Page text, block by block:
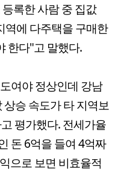
록한 사람 중 집값
역에 다주택을 구매한
한다"고 말했다.
여야 정상인데 강남
상승 속도가 타 지역보
평가했다. 전세가율
돈 6억을 들여 4억짜
으로 보면 비효율적